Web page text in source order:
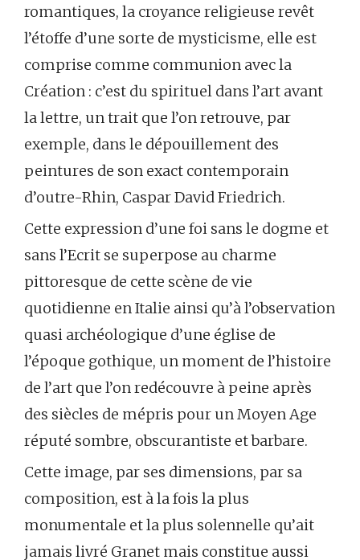
romantiques, la croyance religieuse revêt
l’étoffe d’une sorte de mysticisme, elle est
comprise comme communion avec la
Création : c’est du spirituel dans l’art avant
la lettre, un trait que l’on retrouve, par
exemple, dans le dépouillement des
peintures de son exact contemporain
d’outre-Rhin, Caspar David Friedrich.
Cette expression d’une foi sans le dogme et
sans l’Ecrit se superpose au charme
pittoresque de cette scène de vie
quotidienne en Italie ainsi qu’à l’observation
quasi archéologique d’une église de
l’époque gothique, un moment de l’histoire
de l’art que l’on redécouvre à peine après
des siècles de mépris pour un Moyen Age
réputé sombre, obscurantiste et barbare.
Cette image, par ses dimensions, par sa
composition, est à la fois la plus
monumentale et la plus solennelle qu’ait
jamais livré Granet mais constitue aussi